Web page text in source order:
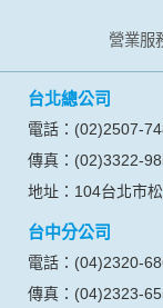
外，我們會視需
人之資料。
的個人資料揭露
在您於本網站註冊
贈獎時，本網站會
業夥伴處取得個人
當客戶在本網站註
身份證字號、電子
料。註冊時，本網
號、電子郵件、出
成功，並登入使
其他除了上述，會
營業服
台北總公司
電話：(02)2507-
傳真：(02)3322-
地址：104台北市
台中分公司
電話：(04)2320-
傳真：(04)2323-